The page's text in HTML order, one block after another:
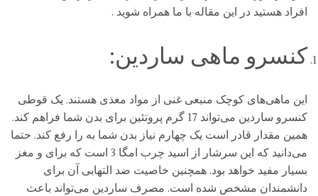
افراد هستید در این مقاله با ما همراه شوید .
کنسرو ماهی ساردین:
این ماهی‌های کوچک منبعی غنی از مواد مغذی هستند. یک قوطی
کنسرو ساردین می‌تواند 17 گرم پروتئین برای بدن شما فراهم کند.
همین مقدار قادر است یک چهارم نیاز بدن شما به را رفع کند. حتما
می‌دانید که این سرشار از اسید چرب امگا 3 است که برای و مغز
بسیار مفید خواهد بود. همچنین خاصیت ضد التهابی آن برای
دانشمندان مشخص شده است. مصرف ساردین می‌تواند باعث